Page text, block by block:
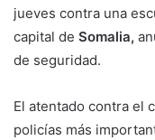
jueves contra una
capital de Somalia,
de seguridad.
El atentado contra el
policías más